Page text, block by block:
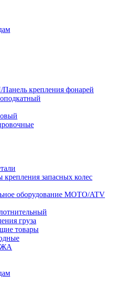
крепления фонарей
запасных колес
оборудование MOTO/ATV
груза
товары